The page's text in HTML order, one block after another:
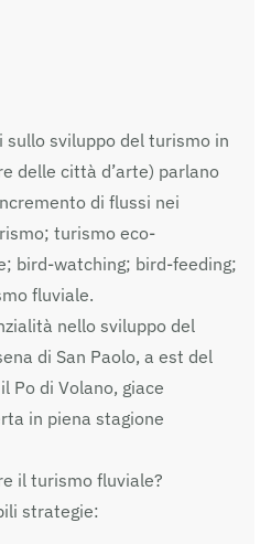
sullo sviluppo del turismo in
delle città d’arte) parlano
di flussi nei
turismo eco-
bird-watching; bird-feeding;
fluviale.
nello sviluppo del
di San Paolo, a est del
Po di Volano, giace
in piena stagione
il turismo fluviale?
strategie: